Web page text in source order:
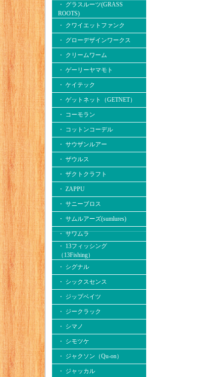
・ グラスルーツ(GRASS
ROOTS)
・ クワイエットファンク
・ グローデザインワークス
・ クリームワーム
・ ゲーリーヤマモト
・ ケイテック
・ ゲットネット（GETNET）
・ コーモラン
・ コットンコーデル
・ サウザンルアー
・ ザウルス
・ ザクトクラフト
・ ZAPPU
・ サニーブロス
・ サムルアーズ(sumlures)
・ サワムラ
・ 13フィッシング
（13Fishing）
・ シグナル
・ シックスセンス
・ ジップベイツ
・ ジークラック
・ シマノ
・ シモツケ
・ ジャクソン（Qu-on）
・ ジャッカル